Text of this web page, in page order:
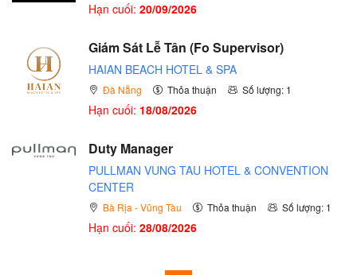
Hạn cuối: 20/09/2026
Giám Sát Lễ Tân (Fo Supervisor)
HAIAN BEACH HOTEL & SPA
Đà Nẵng Thỏa thuận Số lượng: 1
Hạn cuối: 18/08/2026
Duty Manager
PULLMAN VUNG TAU HOTEL & CONVENTION
CENTER
Bà Rịa - Vũng Tàu Thỏa thuận Số lượng: 1
Hạn cuối: 28/08/2026